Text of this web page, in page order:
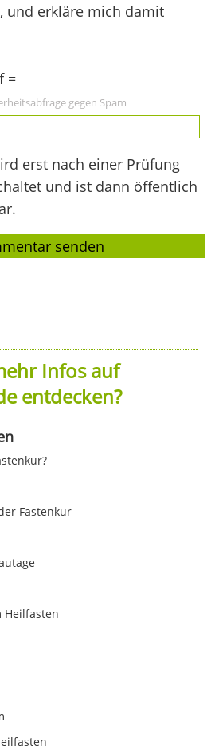
, und erkläre mich damit
=
gegen Spam
erst nach einer Prüfung
und ist dann öffentlich
Infos auf
entdecken?
Fastenkur
Heilfasten